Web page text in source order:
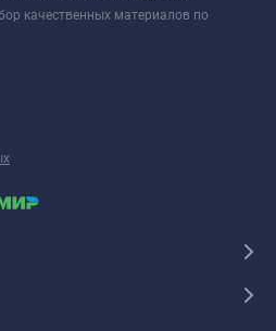
качественных материалов по